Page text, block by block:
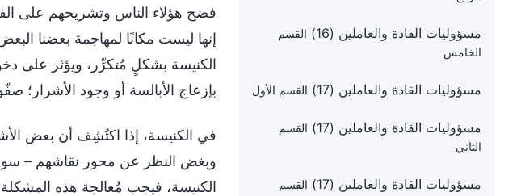
مسؤوليات القادة والعاملين (16)
القسم
الخامس
مسؤوليات القادة والعاملين (17) القسم الأول
مسؤوليات القادة والعاملين (17)
القسم
الثاني
مسؤوليات القادة والعاملين (17)
القسم
فضح هؤلاء الناس وتشريحهم على
إنها ليست مكانًا لمهاجمة بعضنا
الكنيسة بشكلٍ مُتكرِّر، ويؤثر على
بإزعاج الأبالسة أو وجود الأشرار؛
في الكنيسة، إذا اكتُشِف أن بعض
وبغض النظر عن محور نقاشهم – سواء
الكنيسة، فيجب مُعالجة هذه